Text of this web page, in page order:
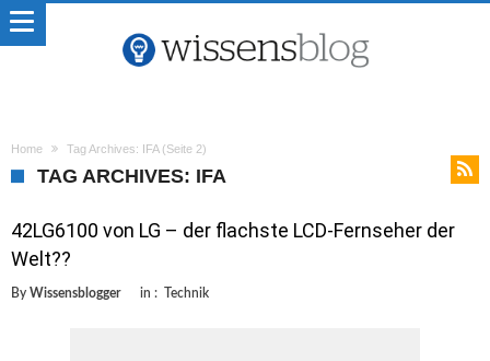
Home Tag Archives: IFA(Seite 2)
TAG ARCHIVES: IFA
42LG6100 von LG – der flachste LCD-Fernseher der
Welt??
By Wissensblogger in : Technik